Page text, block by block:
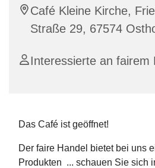
Café Kleine Kirche,
Straße 29, 67574
Interessierte an fairem
Das Café ist geöffnet!
Der faire Handel bietet bei uns
Produkten ... schauen Sie sich